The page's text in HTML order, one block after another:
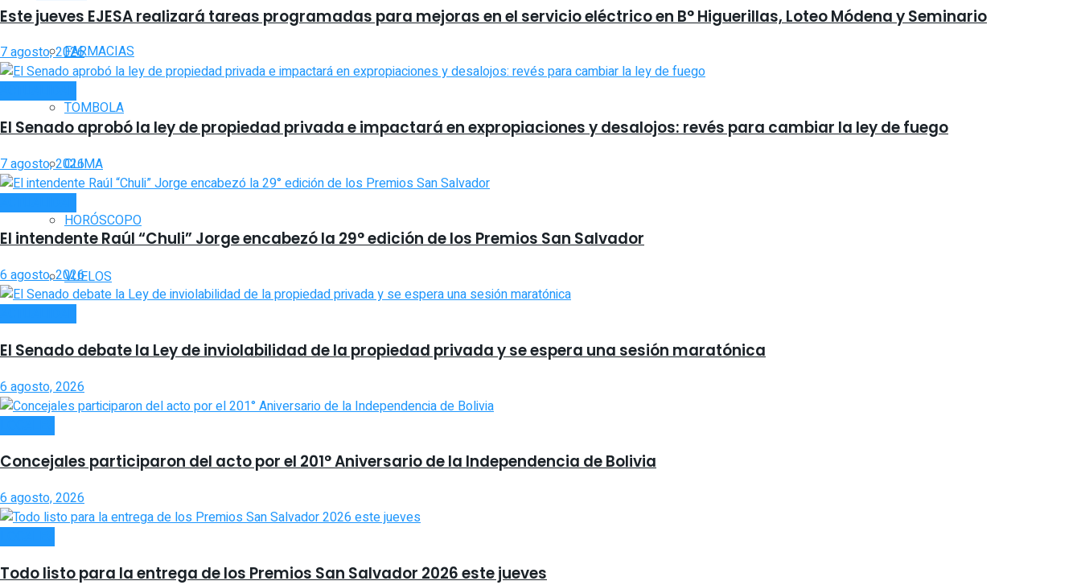
FARMACIAS
TOMBOLA
CLIMA
HORÓSCOPO
VUELOS
Este jueves EJESA realizará tareas programadas para mejoras en el servicio eléctrico en B° Higuerillas, Loteo Módena y Seminario
7 agosto, 2026
El Senado aprobó la ley de propiedad privada e impactará en expropiaciones y desalojos: revés para cambiar la ley de fuego
7 agosto, 2026
El intendente Raúl “Chuli” Jorge encabezó la 29° edición de los Premios San Salvador
6 agosto, 2026
El Senado debate la Ley de inviolabilidad de la propiedad privada y se espera una sesión maratónica
6 agosto, 2026
Concejales participaron del acto por el 201° Aniversario de la Independencia de Bolivia
6 agosto, 2026
Todo listo para la entrega de los Premios San Salvador 2026 este jueves